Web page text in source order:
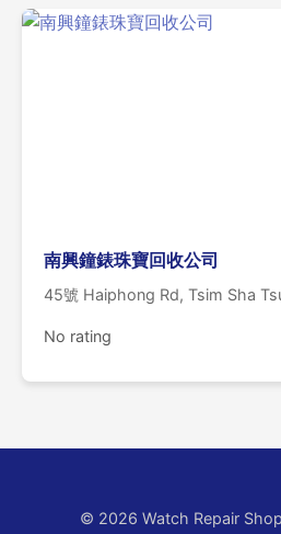
南興鐘錶珠寶回收公司
45號 Haiphong Rd, Tsim Sha
No rating
© 2026 Watch Repair